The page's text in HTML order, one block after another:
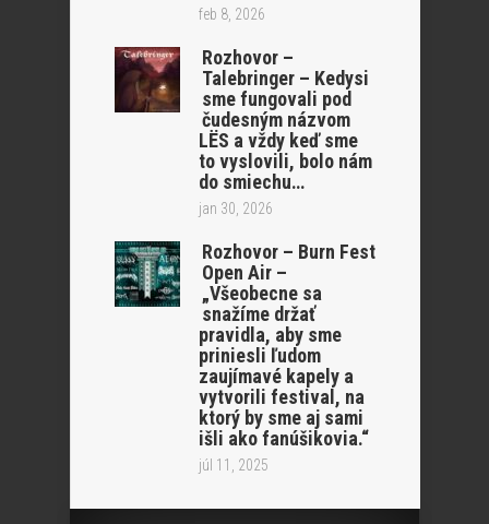
feb 8, 2026
Rozhovor –
Talebringer – Kedysi
sme fungovali pod
čudesným názvom
LËS a vždy keď sme
to vyslovili, bolo nám
do smiechu…
jan 30, 2026
Rozhovor – Burn Fest
Open Air –
„Všeobecne sa
snažíme držať
pravidla, aby sme
priniesli ľudom
zaujímavé kapely a
vytvorili festival, na
ktorý by sme aj sami
išli ako fanúšikovia.“
júl 11, 2025